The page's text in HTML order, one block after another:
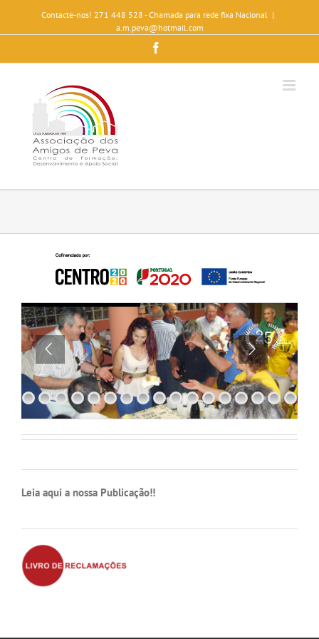
Contacte-nos! 271 448 528 - Chamada para rede fixa Nacional |
a.m.peva@hotmail.com
Leia aqui a nossa Publicação!!